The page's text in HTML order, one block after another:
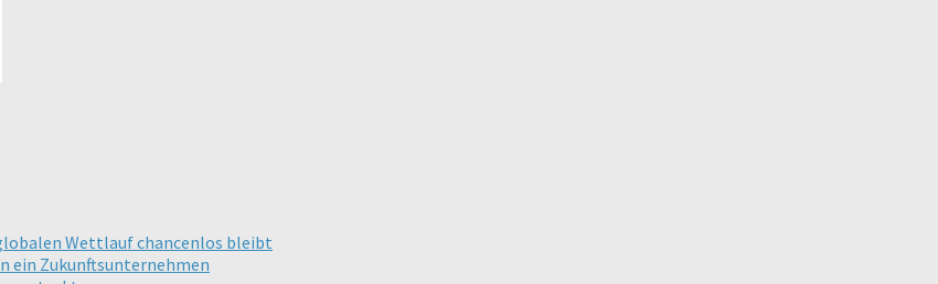
Wettlauf chancenlos bleibt
ein Zukunftsunternehmen